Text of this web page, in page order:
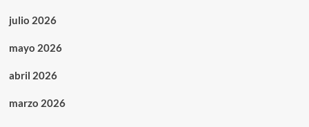
julio 2026
mayo 2026
abril 2026
marzo 2026